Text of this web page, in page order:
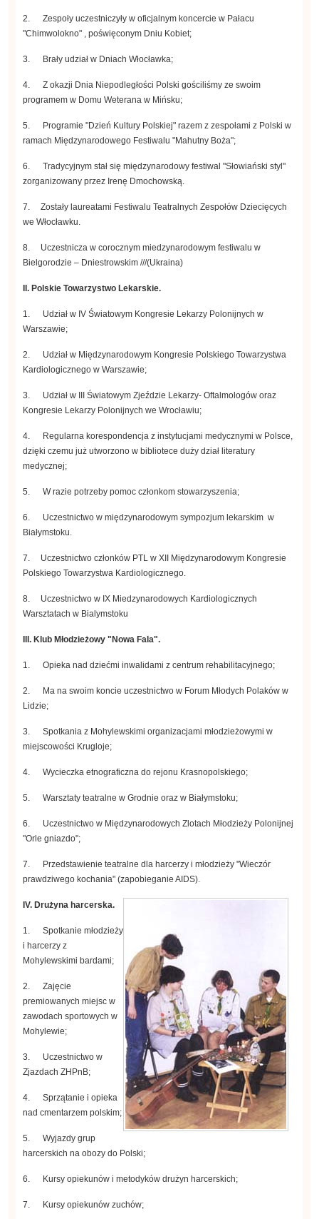
2. Zespoły uczestniczyły w oficjalnym koncercie w Pałacu
"Chimwolokno" , poświęconym Dniu Kobiet;
3. Brały udział w Dniach Włocławka;
4. Z okazji Dnia Niepodległości Polski gościliśmy ze swoim
programem w Domu Weterana w Mińsku;
5. Programie "Dzień Kultury Polskiej" razem z zespołami z Polski w
ramach Międzynarodowego Festiwalu "Mahutny Boża";
6. Tradycyjnym stał się międzynarodowy festiwal "Słowiański styl"
zorganizowany przez Irenę Dmochowską.
7. Zostały laureatami Festiwalu Teatralnych Zespołów Dziecięcych
we Włocławku.
8. Uczestnicza w corocznym miedzynarodowym festiwalu w
Bielgorodzie – Dniestrowskim ///(Ukraina)
II. Polskie Towarzystwo Lekarskie.
1. Udział w IV Światowym Kongresie Lekarzy Polonijnych w
Warszawie;
2. Udział w Międzynarodowym Kongresie Polskiego Towarzystwa
Kardiologicznego w Warszawie;
3. Udział w III Światowym Zjeździe Lekarzy- Oftalmologów oraz
Kongresie Lekarzy Polonijnych we Wrocławiu;
4. Regularna korespondencja z instytucjami medycznymi w Polsce,
dzięki czemu już utworzono w bibliotece duży dział literatury
medycznej;
5. W razie potrzeby pomoc członkom stowarzyszenia;
6. Uczestnictwo w międzynarodowym sympozjum lekarskim w
Białymstoku.
7. Uczestnictwo członków PTL w XII Międzynarodowym Kongresie
Polskiego Towarzystwa Kardiologicznego.
8. Uczestnictwo w IX Miedzynarodowych Kardiologicznych
Warsztatach w Bialymstoku
III. Klub Młodzieżowy "Nowa Fala".
1. Opieka nad dziećmi inwalidami z centrum rehabilitacyjnego;
2. Ma na swoim koncie uczestnictwo w Forum Młodych Polaków w
Lidzie;
3. Spotkania z Mohylewskimi organizacjami młodzieżowymi w
miejscowości Krugloje;
4. Wycieczka etnograficzna do rejonu Krasnopolskiego;
5. Warsztaty teatralne w Grodnie oraz w Białymstoku;
6. Uczestnictwo w Międzynarodowych Zlotach Młodzieży Polonijnej
"Orle gniazdo";
7. Przedstawienie teatralne dla harcerzy i młodzieży "Wieczór
prawdziwego kochania" (zapobieganie AIDS).
IV. Drużyna harcerska.
1. Spotkanie młodzieży
i harcerzy z
Mohylewskimi bardami;
2. Zajęcie
premiowanych miejsc w
zawodach sportowych w
Mohylewie;
3. Uczestnictwo w
Zjazdach ZHPnB;
4. Sprzątanie i opieka
nad cmentarzem polskim;
5. Wyjazdy grup
harcerskich na obozy do Polski;
6. Kursy opiekunów i metodyków drużyn harcerskich;
7. Kursy opiekunów zuchów;